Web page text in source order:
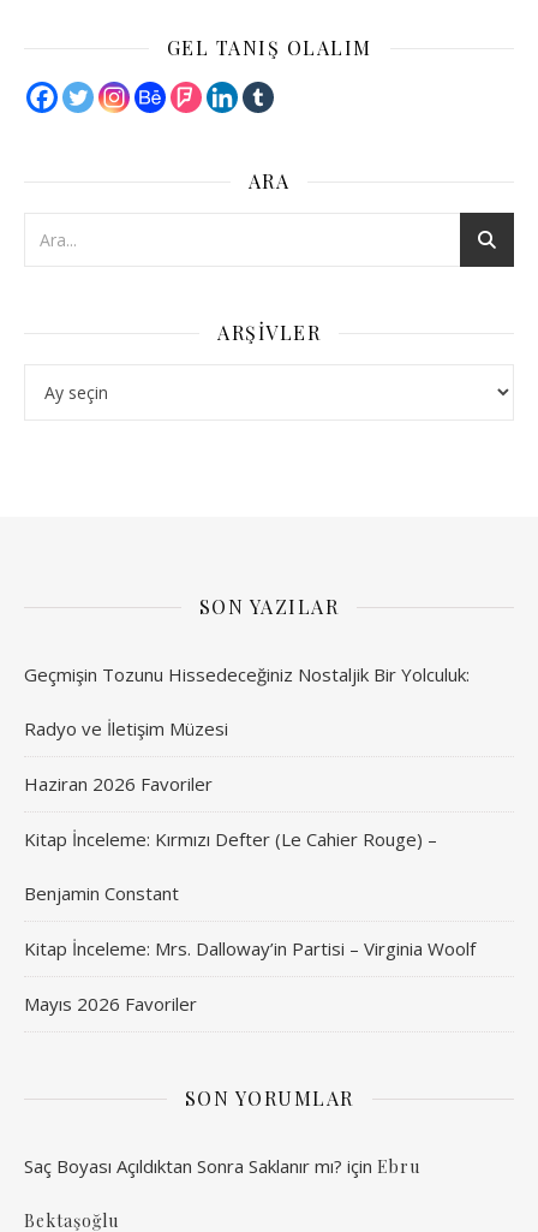
GEL TANIŞ OLALIM
ARA
ARŞIVLER
SON YAZILAR
Geçmişin Tozunu Hissedeceğiniz Nostaljik Bir Yolculuk:
Radyo ve İletişim Müzesi
Haziran 2026 Favoriler
Kitap İnceleme: Kırmızı Defter (Le Cahier Rouge) –
Benjamin Constant
Kitap İnceleme: Mrs. Dalloway’in Partisi – Virginia Woolf
Mayıs 2026 Favoriler
SON YORUMLAR
Saç Boyası Açıldıktan Sonra Saklanır mı? için Ebru
Bektaşoğlu